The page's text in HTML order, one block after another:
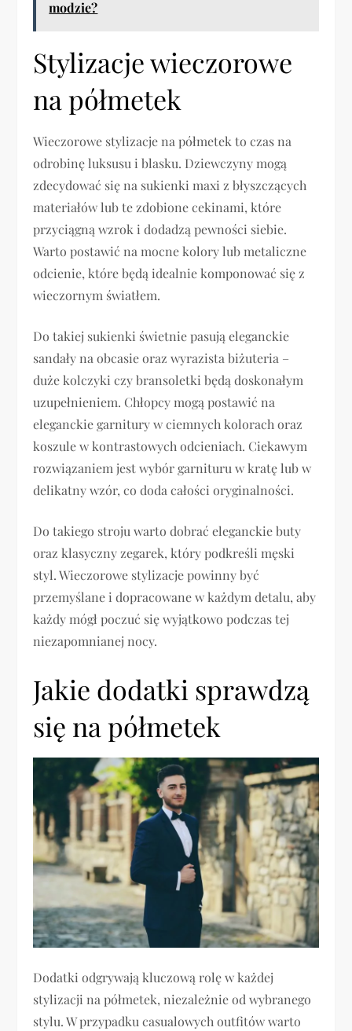
modzie?
Stylizacje wieczorowe
na półmetek
Wieczorowe stylizacje na półmetek to czas na
odrobinę luksusu i blasku. Dziewczyny mogą
zdecydować się na sukienki maxi z błyszczących
materiałów lub te zdobione cekinami, które
przyciągną wzrok i dodadzą pewności siebie.
Warto postawić na mocne kolory lub metaliczne
odcienie, które będą idealnie komponować się z
wieczornym światłem.
Do takiej sukienki świetnie pasują eleganckie
sandały na obcasie oraz wyrazista biżuteria –
duże kolczyki czy bransoletki będą doskonałym
uzupełnieniem. Chłopcy mogą postawić na
eleganckie garnitury w ciemnych kolorach oraz
koszule w kontrastowych odcieniach. Ciekawym
rozwiązaniem jest wybór garnituru w kratę lub w
delikatny wzór, co doda całości oryginalności.
Do takiego stroju warto dobrać eleganckie buty
oraz klasyczny zegarek, który podkreśli męski
styl. Wieczorowe stylizacje powinny być
przemyślane i dopracowane w każdym detalu, aby
każdy mógł poczuć się wyjątkowo podczas tej
niezapomnianej nocy.
Jakie dodatki sprawdzą
się na półmetek
Dodatki odgrywają kluczową rolę w każdej
stylizacji na półmetek, niezależnie od wybranego
stylu. W przypadku casualowych outfitów warto